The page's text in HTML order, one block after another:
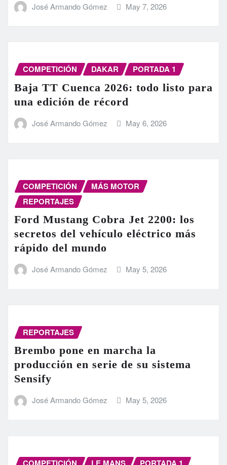
José Armando Gómez May 7, 2026
COMPETICIÓN DAKAR PORTADA 1
Baja TT Cuenca 2026: todo listo para
una edición de récord
José Armando Gómez May 6, 2026
COMPETICIÓN
MÁS MOTOR
REPORTAJES
Ford Mustang Cobra Jet 2200: los
secretos del vehículo eléctrico más
rápido del mundo
José Armando Gómez May 5, 2026
REPORTAJES
Brembo pone en marcha la
producción en serie de su sistema
Sensify
José Armando Gómez May 5, 2026